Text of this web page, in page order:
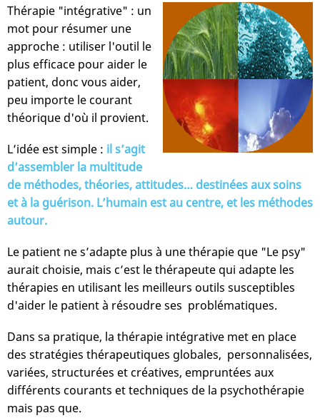
Thérapie "intégrative" : un
mot pour résumer une
approche : utiliser l'outil le
plus efficace pour aider le
patient, donc vous aider,
peu importe le courant
théorique d'où il provient.
L’idée est simple : il s’agit
d’assembler la multitude
de méthodes, théories, attitudes… destinées aux soins
et à la guérison. L’humain est au centre, et les méthodes
autour.
Le patient ne s’adapte plus à une thérapie que "Le psy"
aurait choisie, mais c’est le thérapeute qui adapte les
thérapies en utilisant les meilleurs outils susceptibles
d'aider le patient à résoudre ses problématiques.
Dans sa pratique, la thérapie intégrative met en place
des stratégies thérapeutiques globales, personnalisées,
variées, structurées et créatives, empruntées aux
différents courants et techniques de la psychothérapie
mais pas que.